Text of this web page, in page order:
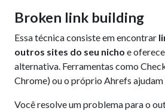
Broken link building
Essa técnica consiste em encontrar
outros sites do seu nicho e
alternativa. Ferramentas como
Chrome) ou o próprio Ahrefs
Você resolve um problema para o